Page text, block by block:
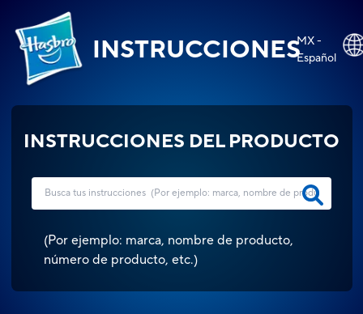
INSTRUCCIONESMX -
Español
INSTRUCCIONES DEL PRODUCTO
(Por ejemplo: marca, nombre de producto,
número de producto, etc.)